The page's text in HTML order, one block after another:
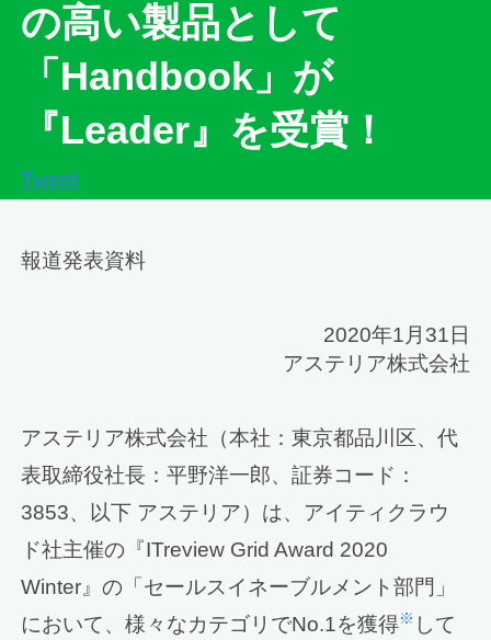
の高い製品として
「Handbook」が
『Leader』を受賞！
Tweet
報道発表資料
2020年1月31日
アステリア株式会社
アステリア株式会社（本社：東京都品川区、代
表取締役社長：平野洋一郎、証券コード：
3853、以下 アステリア）は、アイティクラウ
ド社主催の『ITreview Grid Award 2020
Winter』の「セールスイネーブルメント部門」
において、様々なカテゴリでNo.1を獲得※ して